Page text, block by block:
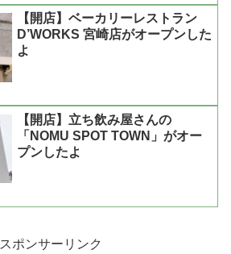
【開店】ベーカリーレストラン
D’WORKS 宮崎店がオープンした
よ
【開店】立ち飲み屋さんの
「NOMU SPOT TOWN」がオー
プンしたよ
スポンサーリンク